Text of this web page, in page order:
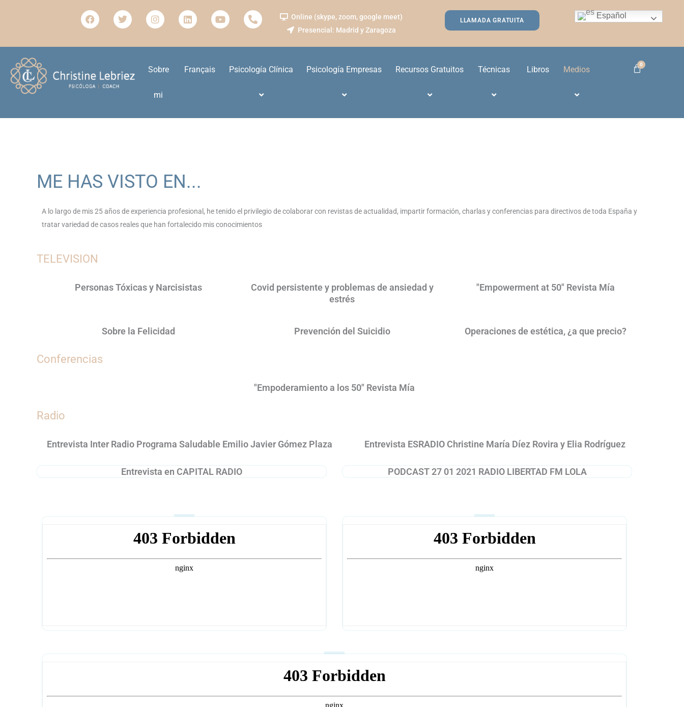
F
a
k
T
w
r
I
n
r
L
i
i
Y
o
P
h
a
Online (skype, zoom, google meet)
Presencial: Madrid y Zaragoza
LLAMADA GRATUITA
Español
Sobre
mi
Français Psicología Clínica Psicología Empresas Recursos Gratuitos Técnicas Libros Medios
ME HAS VISTO EN...
A lo largo de mis 25 años de experiencia profesional, he tenido el privilegio de colaborar con revistas de actualidad, impartir formación, charlas y conferencias para directivos de toda España y
tratar variedad de casos reales que han fortalecido mis conocimientos
TELEVISION
Personas Tóxicas y Narcisistas
Covid persistente y problemas de ansiedad y
estrés
"Empowerment at 50" Revista Mía
Sobre la Felicidad Prevención del Suicidio Operaciones de estética, ¿a que precio?
Conferencias
"Empoderamiento a los 50" Revista Mía
Radio
Entrevista Inter Radio Programa Saludable Emilio Javier Gómez Plaza Entrevista ESRADIO Christine María Díez Rovira y Elia Rodríguez
Entrevista en CAPITAL RADIO PODCAST 27 01 2021 RADIO LIBERTAD FM LOLA